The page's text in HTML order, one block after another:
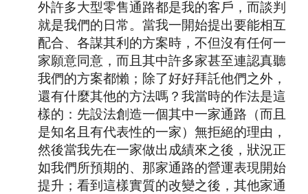
外許多大型零售通路都是我的客戶，而談判
就是我們的日常。當我一開始提出要能相互
配合、各謀其利的方案時，不但沒有任何一
家願意同意，而且其中許多家甚至連認真聽
我們的方案都懶；除了好好拜託他們之外，
還有什麼其他的方法嗎？我當時的作法是這
樣的：先設法創造一個其中一家通路（而且
是知名且有代表性的一家）無拒絕的理由，
然後當我先在一家做出成績來之後，狀況正
如我們所預期的、那家通路的營運表現開始
提升；看到這樣實質的改變之後，其他家通